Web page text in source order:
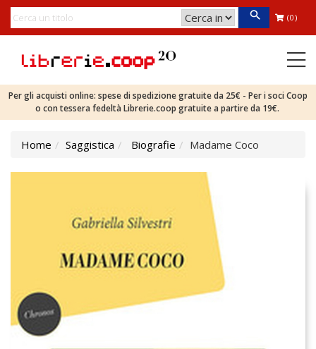
(0)
Per gli acquisti online: spese di spedizione gratuite da 25€ - Per i soci Coop
o con tessera fedeltà Librerie.coop gratuite a partire da 19€.
Home Saggistica Biografie Madame Coco